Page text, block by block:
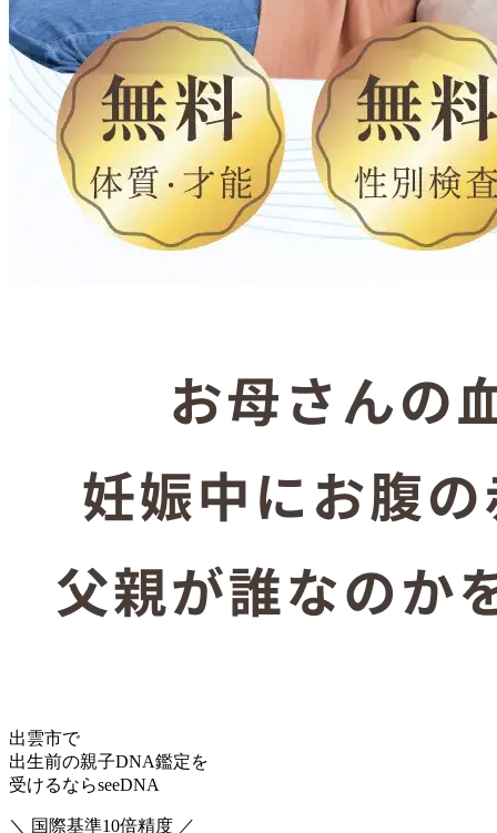
出雲市で
出生前の親子DNA鑑定を
受けるならseeDNA
＼ 国際基準10倍精度 ／